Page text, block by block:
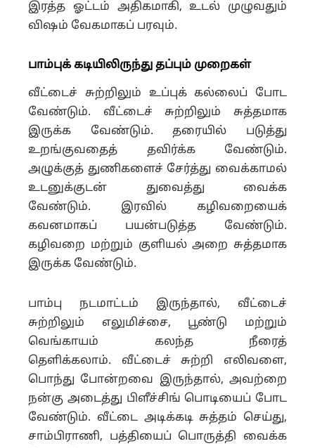
இரத்த ஓட்டம் அதிகமாகி, உடல் முழுவதும்
விஷம் வேகமாகப் பரவும்.
பாம்புக் கடியிலிருந்து தப்பும் முறைகள்
வீட்டைச் சுற்றிலும் உப்புக் கல்லைப் போட
வேண்டும். வீட்டைச் சுற்றிலும் சுத்தமாக
இருக்க வேண்டும்.தரையில் படுத்து
உறங்குவதைத் தவிர்க்க வேண்டும்.
அழுக்குத் துணிகளைச் சேர்த்து வைக்காமல்
உடனுக்குடன் துவைத்து வைக்க
வேண்டும். இரவில் கழிவறையைக்
கவனமாகப் பயன்படுத்த வேண்டும்.
கழிவறை மற்றும் குளியல் அறை சுத்தமாக
இருக்க வேண்டும்.
பாம்பு நடமாட்டம் இருந்தால், வீட்டைச்
சுற்றிலும் எலுமிச்சை, பூண்டு மற்றும்
வெங்காயம் கலந்த நீரைத்
தெளிக்கலாம். வீட்டைச் சுற்றி எலிவளை,
பொந்து போன்றவை இருந்தால், அவற்றை
நன்கு அடைத்து பிளீச்சிங் பொடியைப் போட
வேண்டும். வீட்டை அடிக்கடி சுத்தம் செய்து,
சாம்பிராணி, பத்தியைப் பொருத்தி வைக்க